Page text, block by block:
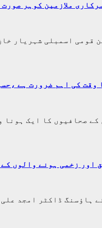
ملازمین کوہر
قومی اسمبلی شہریار
وقت کی اہم ضرورت ہے
کے صحافیوں کا ایک
اور زخمی ہونے والوں
ہاؤسنگ ڈاکٹر امجد